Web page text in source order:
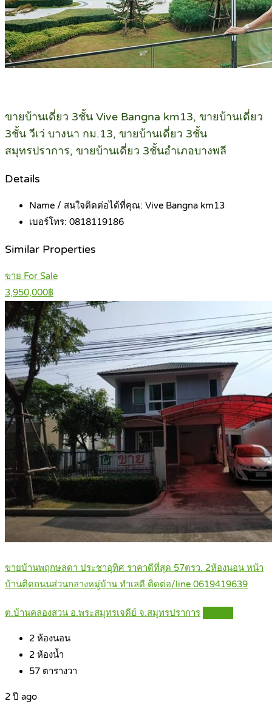
ขายบ้านเดี่ยว 3ชั้น Vive Bangna km13, ขายบ้านเดี่ยว
3ชั้น วีเว่ บางนา กม.13, ขายบ้านเดี่ยว 3ชั้น
สมุทรปราการ, ขายบ้านเดี่ยว 3ชั้นอำเภอบางพลี
Details
Name / สนใจติดต่อได้ที่คุณ: Vive Bangna km13
เบอร์โทร: 0818119186
Similar Properties
ขาย For Sale
3,950,000฿
ขายบ้านพฤกษลดา ประชาอุทิศ ราคาดีที่สุด 57ตรว. 2ห้องนอน หน้า
บ้านติดถนนส่วนกลางหมู่บ้าน ทำเลดี ติดต่อ/line 0619419639
ต.บ้านคลองสวน อ.พระสมุทรเจดีย์ จ.สมุทรปราการ
2 ห้องนอน
2 ห้องน้ำ
57 ตารางวา
2 ปี ago